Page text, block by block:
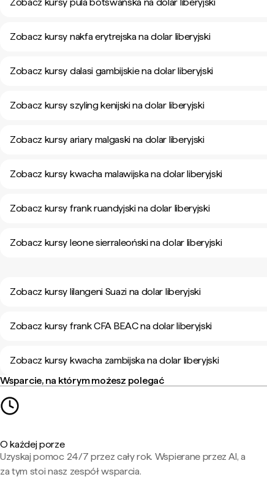
Zobacz kursy nakfa erytrejska na dolar liberyjski
Zobacz kursy dalasi gambijskie na dolar liberyjski
Zobacz kursy szyling kenijski na dolar liberyjski
Zobacz kursy ariary malgaski na dolar liberyjski
Zobacz kursy kwacha malawijska na dolar liberyjski
Zobacz kursy frank ruandyjski na dolar liberyjski
Zobacz kursy leone sierraleoński na dolar liberyjski
Zobacz kursy lilangeni Suazi na dolar liberyjski
Zobacz kursy frank CFA BEAC na dolar liberyjski
Zobacz kursy kwacha zambijska na dolar liberyjski
Wsparcie, na którym możesz polegać
O każdej porze
Uzyskaj pomoc 24/7 przez cały rok. Wspierane przez AI, a
za tym stoi nasz zespół wsparcia.